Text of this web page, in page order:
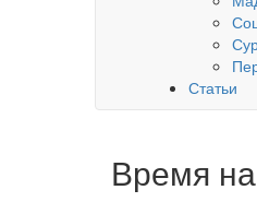
Статьи
Время